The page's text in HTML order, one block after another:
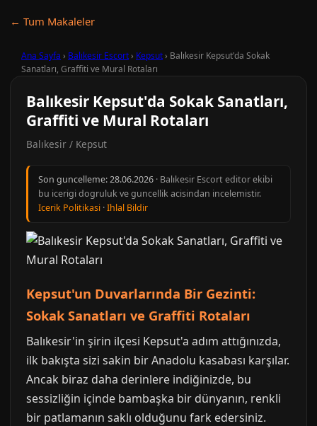
← Tum Makaleler
Ana Sayfa › Balıkesir Escort› Kepsut› Balıkesir Kepsut'da Sokak
Sanatları, Graffiti ve Mural Rotaları
Balıkesir Kepsut'da Sokak Sanatları,
Graffiti ve Mural Rotaları
Balıkesir / Kepsut
Son guncelleme:28.06.2026 · Balıkesir Escort editor ekibi
bu icerigi dogruluk ve guncellik acisindan incelemistir.
Icerik Politikasi ·Ihlal Bildir
Kepsut'un Duvarlarında Bir Gezinti:
Sokak Sanatları ve Graffiti Rotaları
Balıkesir'in şirin ilçesi Kepsut'a adım attığınızda,
ilk bakışta sizi sakin bir Anadolu kasabası karşılar.
Ancak biraz daha derinlere indiğinizde, bu
sessizliğin içinde bambaşka bir dünyanın, renkli
bir patlamanın saklı olduğunu fark edersiniz.